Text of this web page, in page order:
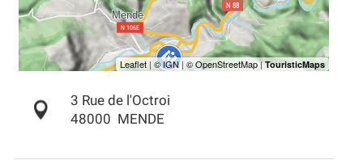
3 Rue de l'Octroi
48000 MENDE